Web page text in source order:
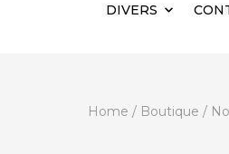
DIVERS
Home / Boutique /